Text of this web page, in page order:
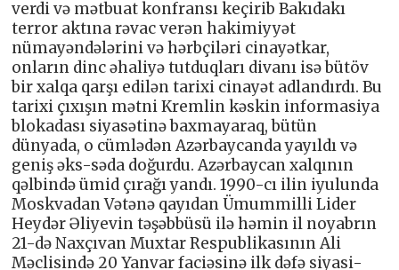
verdi və mətbuat konfransı keçirib Bakıdakı
terror aktına rəvac verən hakimiyyət
nümayəndələrini və hərbçiləri cinayətkar,
onların dinc əhaliyə tutduqları divanı isə bütöv
bir xalqa qarşı edilən tarixi cinayət adlandırdı. Bu
tarixi çıxışın mətni Kremlin kəskin informasiya
blokadası siyasətinə baxmayaraq, bütün
dünyada, o cümlədən Azərbaycanda yayıldı və
geniş əks-səda doğurdu. Azərbaycan xalqının
qəlbində ümid çırağı yandı. 1990-cı ilin iyulunda
Moskvadan Vətənə qayıdan Ümummilli Lider
Heydər Əliyevin təşəbbüsü ilə həmin il noyabrın
21-də Naxçıvan Muxtar Respublikasının Ali
Məclisində 20 Yanvar faciəsinə ilk dəfə siyasi-